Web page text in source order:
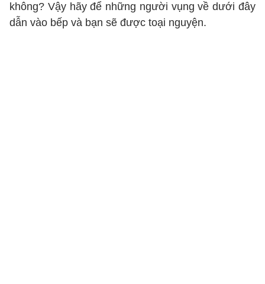
không? Vậy hãy để những người vụng về dưới đây
dẫn vào bếp và bạn sẽ được toại nguyện.